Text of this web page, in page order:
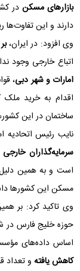
بازار‌های مسکن در
دارند و این تفاوت‌ها
وی افزود: در ایران،
اتباع خارجی وجود
امارات و شهر دبی،
اقدام به خرید
ساختمان در این
نایب رئیس اتحادیه
سرمایه‌گذاران خارجی
است و به همین
مسکن این کشور‌ها
وی تاکید کرد: بر
حوزه خلیج فارس در
اساس داده‌های
کاهش یافته و تعداد